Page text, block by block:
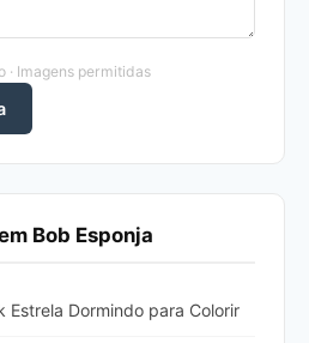
· Imagens permitidas
Bob Esponja
Estrela Dormindo para Colorir